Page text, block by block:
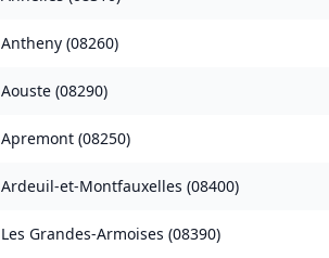
Antheny (08260)
Aouste (08290)
Apremont (08250)
Ardeuil-et-Montfauxelles (08400)
Les Grandes-Armoises (08390)